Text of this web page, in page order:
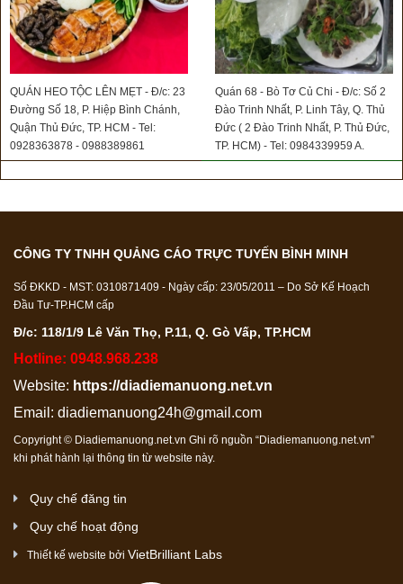
QUÁN HEO TỘC LÊN MẸT - Đ/c: 23
Đường Số 18, P. Hiệp Bình Chánh,
Quận Thủ Đức, TP. HCM - Tel:
0928363878 - 0988389861
Quán 68 - Bò Tơ Củ Chi - Đ/c: Số 2
Đào Trinh Nhất, P. Linh Tây, Q. Thủ
Đức ( 2 Đào Trinh Nhất, P. Thủ Đức,
TP. HCM) - Tel: 0984339959 A.
Trọng - 0973613831 A. Sơn
CÔNG TY TNHH QUẢNG CÁO TRỰC TUYẾN BÌNH MINH
Số ĐKKD - MST: 0310871409 - Ngày cấp: 23/05/2011 – Do Sở Kế Hoạch
Đầu Tư-TP.HCM cấp
Đ/c: 118/1/9 Lê Văn Thọ, P.11, Q. Gò Vấp, TP.HCM
Hotline: 0948.968.238
Website: https://diadiemanuong.net.vn
Email: diadiemanuong24h@gmail.com
Copyright © Diadiemanuong.net.vn Ghi rõ nguồn “Diadiemanuong.net.vn”
khi phát hành lại thông tin từ website này.
Quy chế đăng tin
Quy chế hoạt động
Thiết kế website bởi VietBrilliant Labs